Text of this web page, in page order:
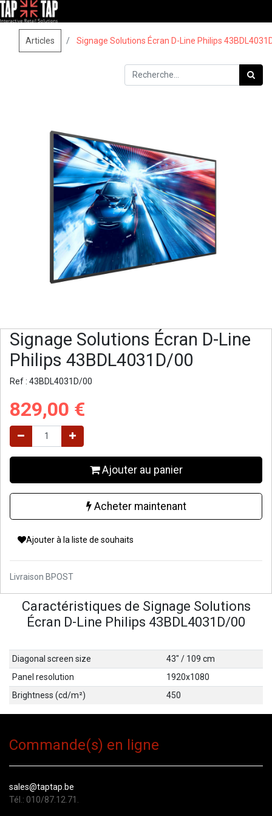
Articles Signage Solutions Écran D-Line Philips
Signage Solutions Écran D-Line
Philips 43BDL4031D/00
Ref : 43BDL4031D/00
829,00 €
Ajouter au panier
Acheter maintenant
Ajouter à la liste de souhaits
Livraison BPOST
Caractéristiques de Signage Solutions
Écran D-Line Philips 43BDL4031D/00
Diagonal screen size
43" / 109 cm
Panel resolution
1920x1080
Brightness (cd/m²)
450
Commande(s) en ligne
sales@taptap.be
Tél.: 010/87.12.71.